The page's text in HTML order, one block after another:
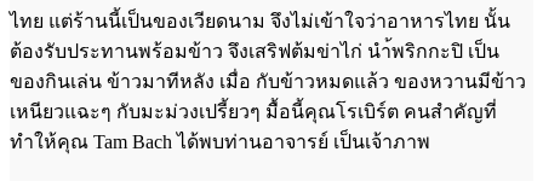
ไทย แต่ร้านนี้เป็นของเวียดนาม จึงไม่เข้าใจว่าอาหารไทย นั้น
ต้องรับประทานพร้อมข้าว จึงเสริฟต้มข่าไก่ นำ้พริกกะปิ เป็น
ของกินเล่น ข้าวมาทีหลัง เมื่อ กับข้าวหมดแล้ว ของหวานมีข้าว
เหนียวแฉะๆ กับมะม่วงเปรี้ยวๆ มื้อนี้คุณโรเบิร์ต คนสำคัญที่
ทำให้คุณ Tam Bach ได้พบท่านอาจารย์ เป็นเจ้าภาพ